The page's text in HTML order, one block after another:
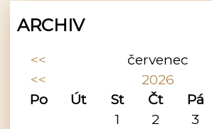
ARCHIV
<< červenec
<<
2026
Po
Út St Čt Pá
1
2 3